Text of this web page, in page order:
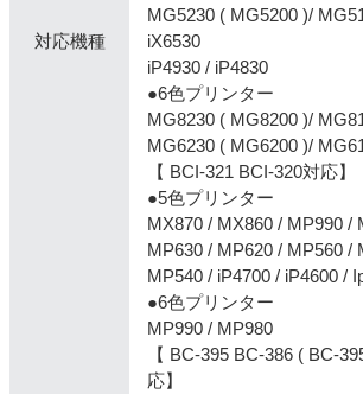
対応機種
MG5230 ( MG5200 )/
iX6530
iP4930 / iP4830
●6色プリンター
MG8230 ( MG8200 )/
MG6230 ( MG6200 )/
【 BCI-321 BCI-320対応】
●5色プリンター
MX870 / MX860 / MP990 /
MP630 / MP620 / MP560 /
MP540 / iP4700 / iP4600 /
●6色プリンター
MP990 / MP980
【 BC-395 BC-386 ( BC-
応】